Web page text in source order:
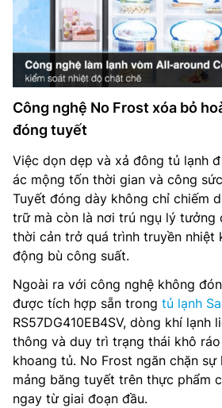
Công nghệ No Frost xóa bỏ
đóng tuyết
Việc dọn dẹp và xả đông tủ lạnh
ác mộng tốn thời gian và công
Tuyết đóng dày không chỉ chiếm
trữ mà còn là nơi trú ngụ lý tưởng
thời cản trở quá trình truyền nhiệt
động bù công suất.
Ngoài ra với công nghệ không
được tích hợp sẵn trong tủ lạnh
RS57DG410EB4SV, dòng khí lạnh
thông và duy trì trạng thái khô
khoang tủ. No Frost ngăn chặn sự
mảng băng tuyết trên thực phẩm
ngay từ giai đoạn đầu.